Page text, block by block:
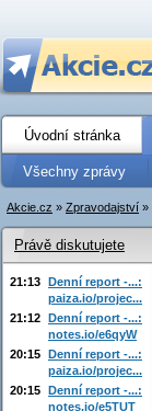
Úvodní stránka
Všechny zprávy
Akcie.cz » Zpravodajství »
Právě diskutujete
21:13 Denní report -...:
paiza.io/projec...
21:12 Denní report -...:
notes.io/e6qyW
20:15 Denní report -...:
paiza.io/projec...
20:15 Denní report -...:
notes.io/e5TUT